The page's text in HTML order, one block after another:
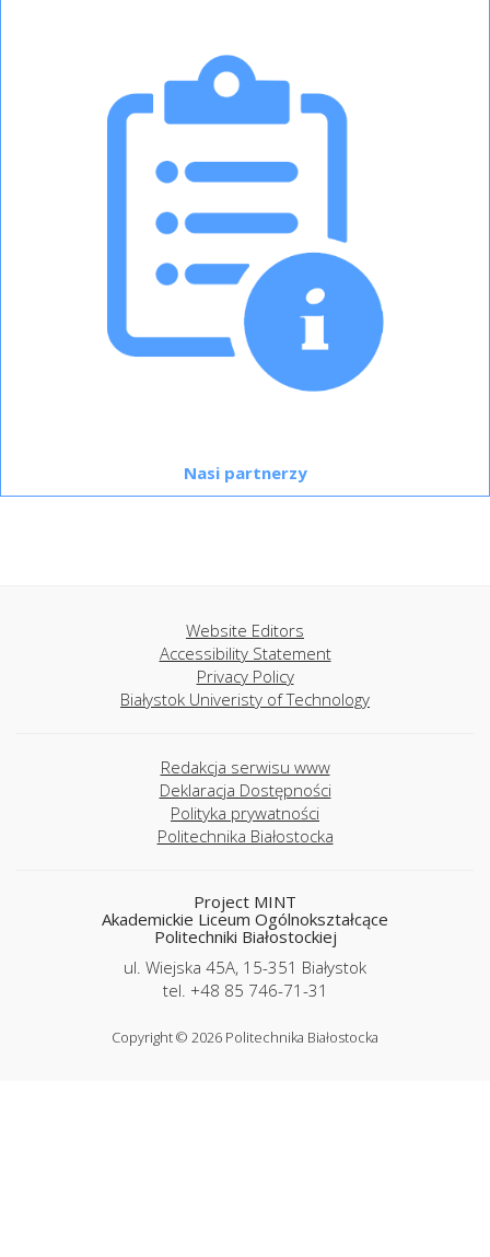
Nasi partnerzy
Website Editors
Accessibility Statement
Privacy Policy
Białystok Univeristy of Technology
Redakcja serwisu www
Deklaracja Dostępności
Polityka prywatności
Politechnika Białostocka
Project MINT
Akademickie Liceum Ogólnokształcące
Politechniki Białostockiej
ul. Wiejska 45A, 15-351 Białystok
tel. +48 85 746-71-31
Copyright © 2026 Politechnika Białostocka